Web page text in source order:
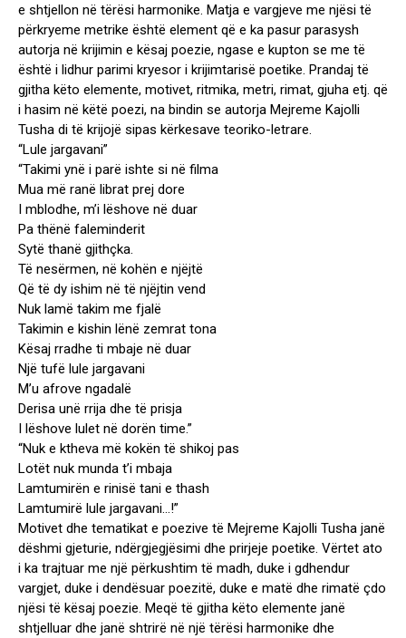
e shtjellon në tërësi harmonike. Matja e vargjeve me njësi të
përkryeme metrike është element që e ka pasur parasysh
autorja në krijimin e kësaj poezie, ngase e kupton se me të
është i lidhur parimi kryesor i krijimtarisë poetike. Prandaj të
gjitha këto elemente, motivet, ritmika, metri, rimat, gjuha etj. që
i hasim në këtë poezi, na bindin se autorja Mejreme Kajolli
Tusha di të krijojë sipas kërkesave teoriko-letrare.
“Lule jargavani”
“Takimi ynë i parë ishte si në filma
Mua më ranë librat prej dore
I mblodhe, m’i lëshove në duar
Pa thënë faleminderit
Sytë thanë gjithçka.
Të nesërmen, në kohën e njëjtë
Që të dy ishim në të njëjtin vend
Nuk lamë takim me fjalë
Takimin e kishin lënë zemrat tona
Kësaj rradhe ti mbaje në duar
Një tufë lule jargavani
M’u afrove ngadalë
Derisa unë rrija dhe të prisja
I lëshove lulet në dorën time.”
“Nuk e ktheva më kokën të shikoj pas
Lotët nuk munda t’i mbaja
Lamtumirën e rinisë tani e thash
Lamtumirë lule jargavani…!”
Motivet dhe tematikat e poezive të Mejreme Kajolli Tusha janë
dëshmi gjeturie, ndërgjegjësimi dhe prirjeje poetike. Vërtet ato
i ka trajtuar me një përkushtim të madh, duke i gdhendur
vargjet, duke i dendësuar poezitë, duke e matë dhe rimatë çdo
njësi të kësaj poezie. Meqë të gjitha këto elemente janë
shtjelluar dhe janë shtrirë në një tërësi harmonike dhe